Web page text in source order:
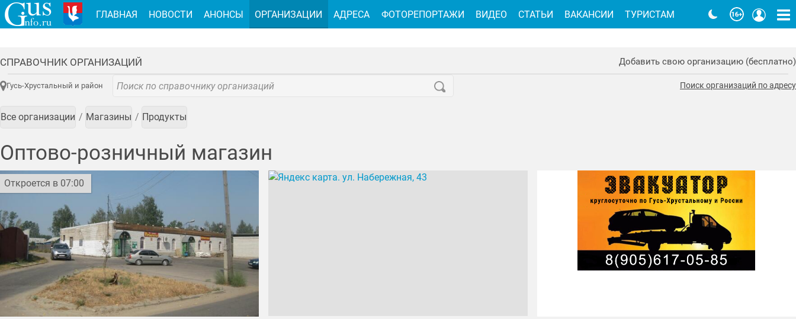
СПРАВОЧНИК ОРГАНИЗАЦИЙ Добавить свою организацию (бесплатно)
Гусь-Хрустальный и район Поиск организаций по адресу
Все организации Магазины Продукты
Оптово-розничный магазин
Откроется в 07:00
ГЛАВНАЯ НОВОСТИ АНОНСЫ ОРГАНИЗАЦИИ АДРЕСА ФОТОРЕПОРТАЖИ ВИДЕО СТАТЬИ ВАКАНСИИ ТУРИСТАМ